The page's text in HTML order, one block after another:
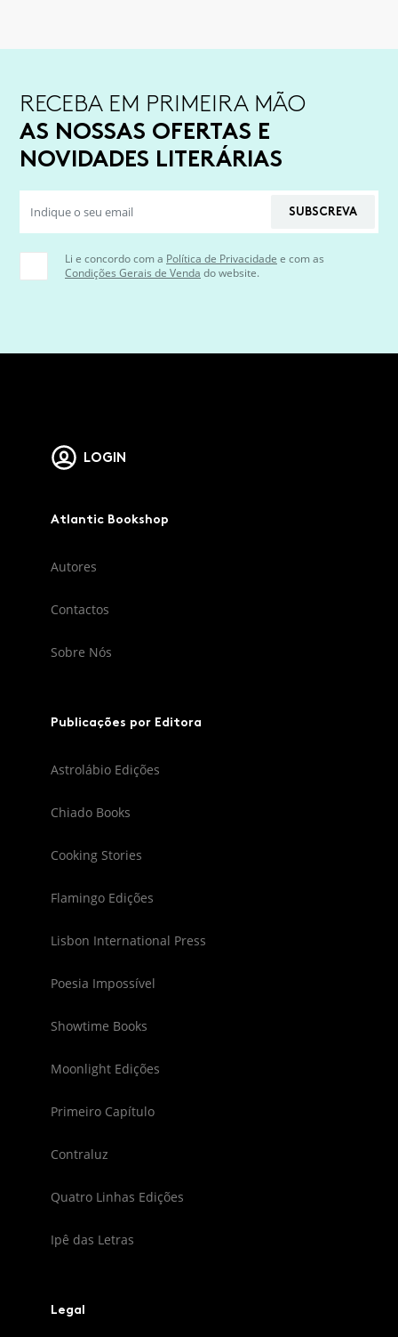
RECEBA EM PRIMEIRA MÃO
AS NOSSAS OFERTAS E
NOVIDADES LITERÁRIAS
SUBSCREVA
Li e concordo com a Política de Privacidade e com as
Condições Gerais de Venda do website.
LOGIN
Atlantic Bookshop
Autores
Contactos
Sobre Nós
Publicações por Editora
Astrolábio Edições
Chiado Books
Cooking Stories
Flamingo Edições
Lisbon International Press
Poesia Impossível
Showtime Books
Moonlight Edições
Primeiro Capítulo
Contraluz
Quatro Linhas Edições
Ipê das Letras
Legal